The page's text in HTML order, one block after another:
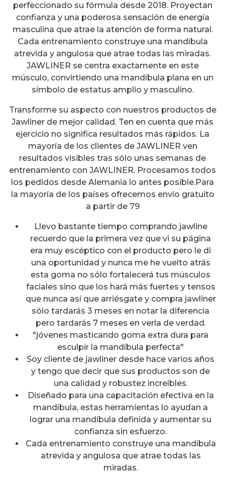
perfeccionado su fórmula desde 2018. Proyectan
confianza y una poderosa sensación de energía
masculina que atrae la atención de forma natural.
Cada entrenamiento construye una mandíbula
atrevida y angulosa que atrae todas las miradas.
JAWLINER se centra exactamente en este
músculo, convirtiendo una mandíbula plana en un
símbolo de estatus amplio y masculino.
Transforme su aspecto con nuestros productos de
Jawliner de mejor calidad. Ten en cuenta que más
ejercicio no significa resultados más rápidos. La
mayoría de los clientes de JAWLINER ven
resultados visibles tras sólo unas semanas de
entrenamiento con JAWLINER. Procesamos todos
los pedidos desde Alemania lo antes posible.Para
la mayoría de los países ofrecemos envío gratuito
a partir de 79
Llevo bastante tiempo comprando jawline
recuerdo que la primera vez que vi su página
era muy escéptico con el producto pero le di
una oportunidad y nunca me he vuelto atrás
esta goma no sólo fortalecerá tus músculos
faciales sino que los hará más fuertes y tensos
que nunca así que arriésgate y compra jawliner
sólo tardarás 3 meses en notar la diferencia
pero tardarás 7 meses en verla de verdad.
"jóvenes masticando goma extra dura para
esculpir la mandíbula perfecta"
Soy cliente de jawliner desde hace varios años
y tengo que decir que sus productos son de
una calidad y robustez increíbles.
Diseñado para una capacitación efectiva en la
mandíbula, estas herramientas lo ayudan a
lograr una mandíbula definida y aumentar su
confianza sin esfuerzo.
Cada entrenamiento construye una mandíbula
atrevida y angulosa que atrae todas las
miradas.